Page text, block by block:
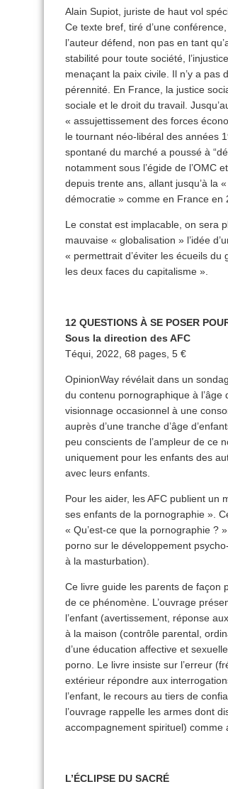
Alain Supiot, juriste de haut vol
Ce texte bref, tiré d’une
l’auteur défend, non pas en tant
stabilité pour toute société,
menaçant la paix civile. Il n’y a pas
pérennité. En France, la justice
sociale et le droit du travail.
« assujettissement des forces
le tournant néo-libéral des années
spontané du marché a poussé à
notamment sous l’égide de l’OMC
depuis trente ans, allant jusqu’à la
démocratie » comme en France en
Le constat est implacable, on sera
mauvaise « globalisation » l’idée
« permettrait d’éviter les écueils du
les deux faces du capitalisme ».
12 QUESTIONS À SE POSER
Sous la direction des AFC
Téqui, 2022, 68 pages, 5 €
OpinionWay révélait dans un
du contenu pornographique à
visionnage occasionnel à une
auprès d’une tranche d’âge
peu conscients de l’ampleur de ce
uniquement pour les enfants des
avec leurs enfants.
Pour les aider, les AFC publient un
ses enfants de la pornographie ».
« Qu’est-ce que la pornographie ?
porno sur le développement
à la masturbation).
Ce livre guide les parents de façon
de ce phénomène. L’ouvrage
l’enfant (avertissement, réponse
à la maison (contrôle parental,
d’une éducation affective et
porno. Le livre insiste sur l’erreur
extérieur répondre aux
l’enfant, le recours au tiers de
l’ouvrage rappelle les armes dont
accompagnement spirituel) comme
L’ÉCLIPSE DU SACRÉ